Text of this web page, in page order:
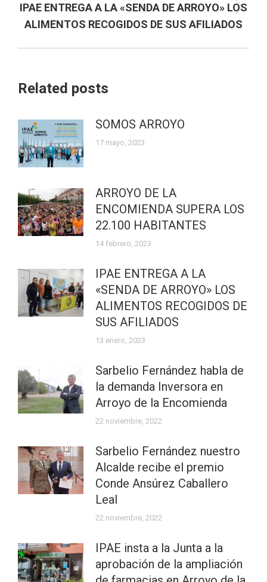
Publicación
siguiente:
IPAE ENTREGA A LA «SENDA DE ARROYO» LOS
ALIMENTOS RECOGIDOS DE SUS AFILIADOS
Related posts
SOMOS ARROYO
17 mayo, 2023
ARROYO DE LA
ENCOMIENDA SUPERA LOS
22.100 HABITANTES
14 febrero, 2023
IPAE ENTREGA A LA
«SENDA DE ARROYO» LOS
ALIMENTOS RECOGIDOS DE
SUS AFILIADOS
13 enero, 2023
Sarbelio Fernández habla de
la demanda Inversora en
Arroyo de la Encomienda
22 noviembre, 2022
Sarbelio Fernández nuestro
Alcalde recibe el premio
Conde Ansúrez Caballero
Leal
22 noviembre, 2022
IPAE insta a la Junta a la
aprobación de la ampliación